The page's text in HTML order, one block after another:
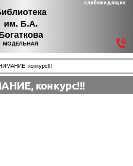
им. Б.А.
МОДЕЛЬНАЯ
слабовидящих
конкурс!!!
конкурс!!!